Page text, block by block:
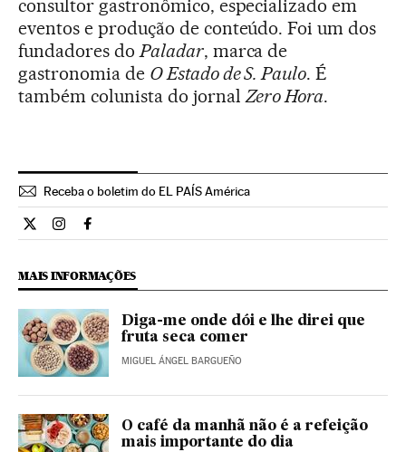
consultor gastronômico, especializado em
eventos e produção de conteúdo. Foi um dos
fundadores doPaladar, marca de
gastronomia de O Estado de S. Paulo. É
também colunista do jornalZero Hora.
Receba o boletim do EL PAÍS América
Cultura El País Brasil en Twitter
Cultura El País Brasil en Instagram
Cultura El País Brasil en Facebook
MAIS INFORMAÇÕES
Diga-me onde dói e lhe direi que
fruta seca comer
MIGUEL ÁNGEL BARGUEÑO
O café da manhã não é a refeição
mais importante do dia